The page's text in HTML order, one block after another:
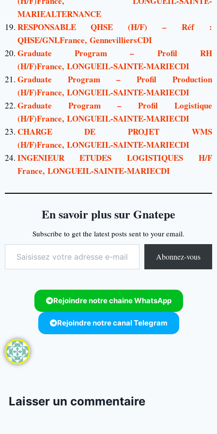
MARIEALTERNANCE
RESPONSABLE QHSE (H/F) – Réf :
QHSE/GNLFrance, GennevilliersCDI
Graduate Program – Profil RH
(H/F)France, LONGUEIL-SAINTE-MARIECDI
Graduate Program – Profil Production
(H/F)France, LONGUEIL-SAINTE-MARIECDI
Graduate Program – Profil Logistique
(H/F)France, LONGUEIL-SAINTE-MARIECDI
CHARGE DE PROJET WMS
(H/F)France, LONGUEIL-SAINTE-MARIECDI
INGENIEUR ETUDES LOGISTIQUES H/F
France, LONGUEIL-SAINTE-MARIECDI
En savoir plus sur Gnatepe
Subscribe to get the latest posts sent to your email.
Abonnez-vous
Rejoindre notre chaine WhatsApp
Rejoindre notre canal Telegram
Laisser un commentaire